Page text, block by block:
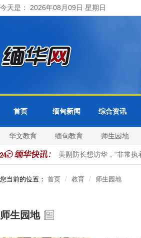
今天是： 2026年08月09日 星期日
首页 缅甸新闻 综合资讯
华文教育 缅甸教育 师生园地
脸 爆料：美副防长想访华，“非常执着”
您当前的位置： 首页 教育 师生园地
师生园地